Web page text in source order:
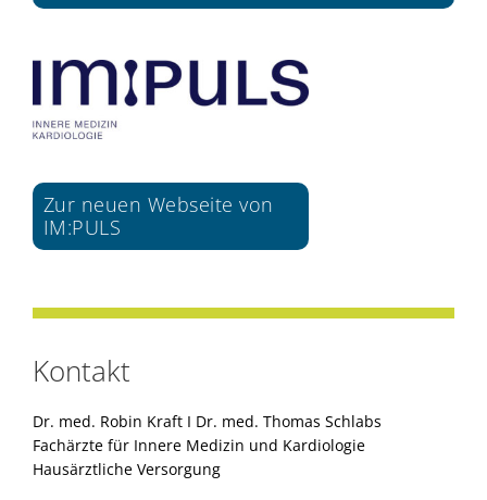
Zur neuen Webseite von
IM:PULS
Kontakt
Dr. med. Robin Kraft I Dr. med. Thomas Schlabs
Fachärzte für Innere Medizin und Kardiologie
Hausärztliche Versorgung